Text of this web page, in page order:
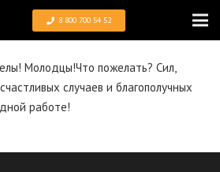
8 800 700 54 52
Молодцы!Что пожелать? Сил,
случаев и благополучных
работе!